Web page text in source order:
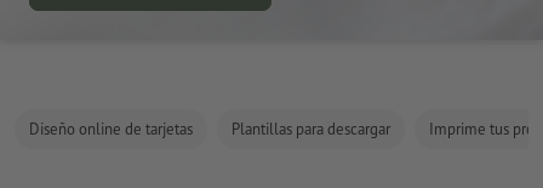
Diseño online de tarjetas Plantillas para descargar Imprime tus